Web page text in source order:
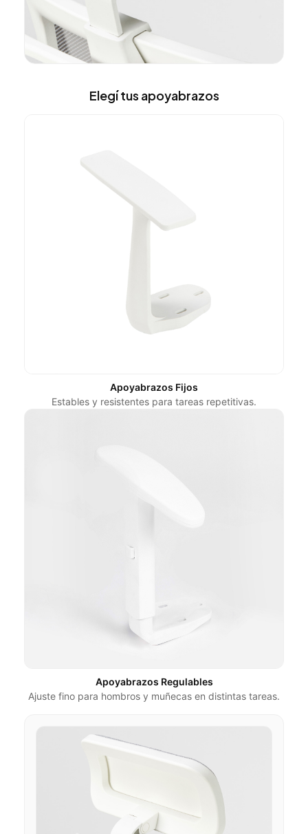
Elegí tus apoyabrazos
Apoyabrazos Fijos
Estables y resistentes para tareas repetitivas.
Apoyabrazos Regulables
Ajuste fino para hombros y muñecas en distintas tareas.